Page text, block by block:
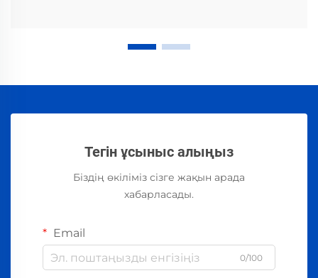
Тегін ұсыныс алыңыз
Біздің өкіліміз сізге жақын арада
хабарласады.
Email
0/100